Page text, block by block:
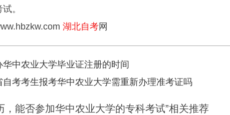
。
湖北自考网
华中农业大学毕业证注册的时间
自考考生报考华中农业大学需重新办理准考证吗
，能否参加华中农业大学的专科考试”相关推荐